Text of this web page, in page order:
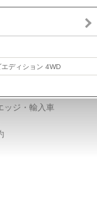
ディション 4WD
ッジ・輸入車